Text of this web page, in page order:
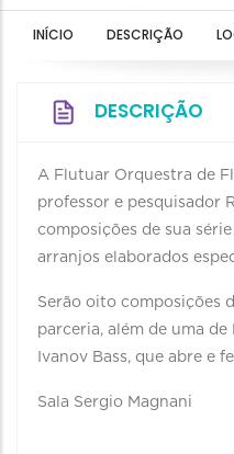
INÍCIO DESCRIÇÃO
DESCRIÇÃO
A Flutuar Orquestra de
professor e pesquisador
composições de sua
arranjos elaborados
Serão oito composições
parceria, além de uma
Ivanov Bass, que abre e
Sala Sergio Magnani